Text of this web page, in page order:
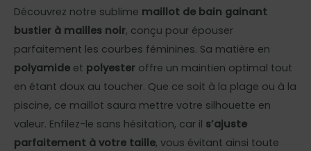
Découvrez notre sublime maillot de bain gainant
bustier à mailles noir, conçu pour épouser
parfaitement les courbes féminines. Sa matière en
polyamide et polyester offre un maintien optimal tout
en étant doux au toucher. Que ce soit à la plage ou à la
piscine, ce maillot saura mettre votre silhouette en
valeur. Enfilez-le sans hésitation, car il s’ajuste
parfaitement à votre taille, vous évitant ainsi toute